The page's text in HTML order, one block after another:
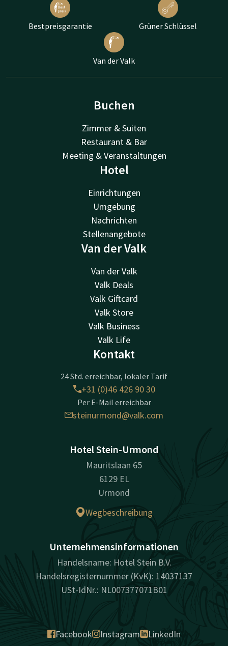
Bestpreisgarantie Grüner Schlüssel
Van der Valk
Buchen
Zimmer & Suiten
Restaurant & Bar
Meeting & Veranstaltungen
Hotel
Einrichtungen
Umgebung
Nachrichten
Stellenangebote
Van der Valk
Van der Valk
Valk Deals
Valk Giftcard
Valk Store
Valk Business
Valk Life
Kontakt
24 Std. erreichbar, lokaler Tarif
+31 (0)46 426 90 30
Per E-Mail erreichbar
steinurmond@valk.com
Hotel Stein-Urmond
Mauritslaan 65
6129 EL
Urmond
Wegbeschreibung
Unternehmensinformationen
Handelsname: Hotel Stein B.V.
Handelsregisternummer (KvK): 14037137
USt-IdNr.: NL007377071B01
Facebook Instagram LinkedIn